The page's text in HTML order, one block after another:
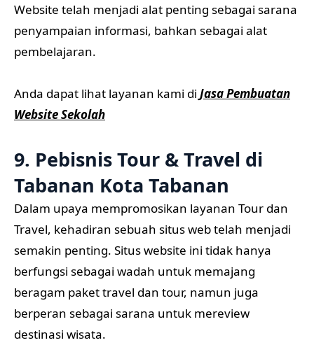
Website telah menjadi alat penting sebagai sarana
penyampaian informasi, bahkan sebagai alat
pembelajaran.
Anda dapat lihat layanan kami di Jasa Pembuatan
Website Sekolah
9. Pebisnis Tour & Travel di
Tabanan Kota Tabanan
Dalam upaya mempromosikan layanan Tour dan
Travel, kehadiran sebuah situs web telah menjadi
semakin penting. Situs website ini tidak hanya
berfungsi sebagai wadah untuk memajang
beragam paket travel dan tour, namun juga
berperan sebagai sarana untuk mereview
destinasi wisata.